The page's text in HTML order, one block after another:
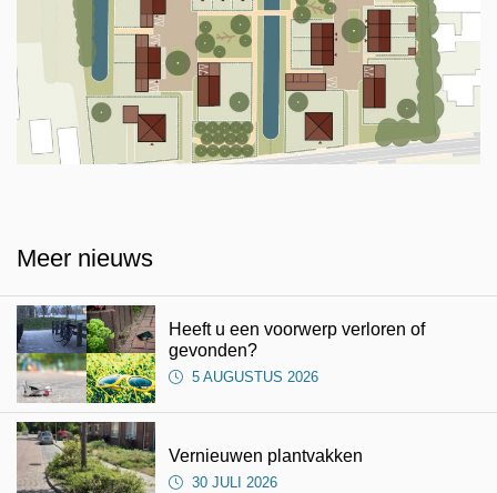
Meer nieuws
Heeft u een voorwerp verloren of
gevonden?
5 AUGUSTUS 2026
Vernieuwen plantvakken
30 JULI 2026